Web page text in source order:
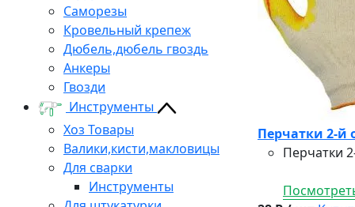
Саморезы
Кровельный крепеж
Дюбель,дюбель гвоздь
Анкеры
Гвозди
Инструменты
Хоз Товары
Валики,кисти,макловицы
Для сварки
Инструменты
Перчатки 2-й
Перчатки